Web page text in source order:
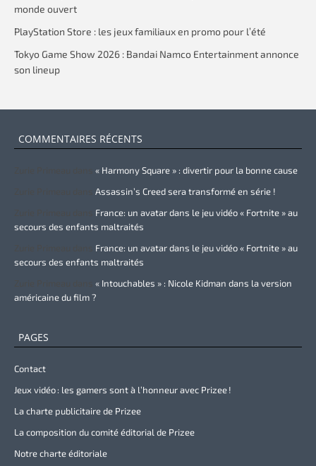
monde ouvert
PlayStation Store : les jeux familiaux en promo pour l’été
Tokyo Game Show 2026 : Bandai Namco Entertainment annonce
son lineup
COMMENTAIRES RÉCENTS
« Harmony Square » : divertir pour la bonne cause
Assassin’s Creed sera transformé en série !
France: un avatar dans le jeu vidéo « Fortnite » au
secours des enfants maltraités
France: un avatar dans le jeu vidéo « Fortnite » au
secours des enfants maltraités
« Intouchables » : Nicole Kidman dans la version
américaine du film ?
PAGES
Contact
Jeux vidéo : les gamers sont à l’honneur avec Prizee !
La charte publicitaire de Prizee
La composition du comité éditorial de Prizee
Notre charte éditoriale